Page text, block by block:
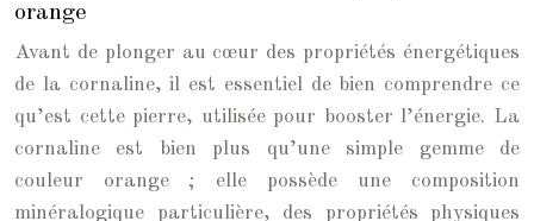
orange
Avant de plonger au cœur des propriétés énergétiques
de la cornaline, il est essentiel de bien comprendre ce
qu’est cette pierre, utilisée pour booster l’énergie. La
cornaline est bien plus qu’une simple gemme de
couleur orange ; elle possède une composition
minéralogique particulière, des propriétés physiques